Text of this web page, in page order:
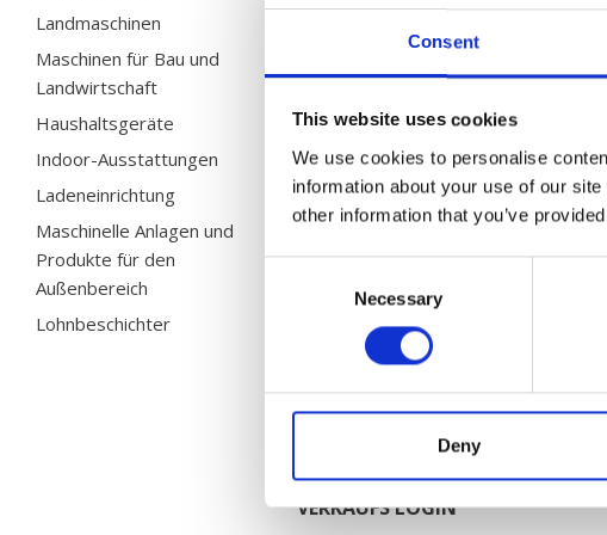
Consent
This website uses cookies
We use cookies to personalise
information about your use of our
other information that you’ve
Necessary
Deny
Landmaschinen
Maschinen für Bau und
Landwirtschaft
Haushaltsgeräte
Indoor-Ausstattungen
Ladeneinrichtung
Maschinelle Anlagen und
Produkte für den
Außenbereich
Lohnbeschichter
Husqvarna
Weitere Fallbeispiele
SERVICE &
DOWNLOADS
VERKAUFS LOGIN
ÜBER
ISO/